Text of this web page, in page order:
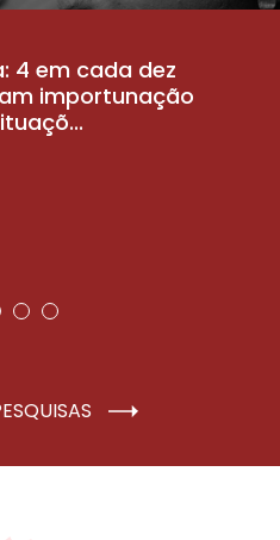
4 em cada dez
importunação